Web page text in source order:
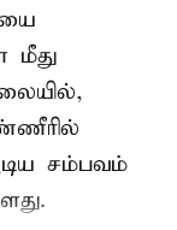
மீது
சம்பவம்